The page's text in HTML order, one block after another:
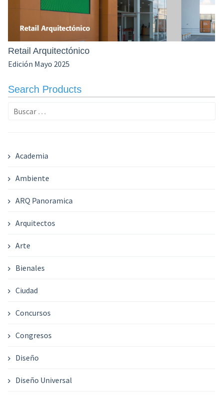
Retail Arquitectónico
Edición Mayo 2025
Search Products
Buscar:
Academia
Ambiente
ARQ Panoramica
Arquitectos
Arte
Bienales
Ciudad
Concursos
Congresos
Diseño
Diseño Universal